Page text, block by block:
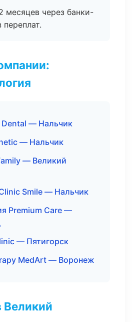
месяцев через банки-
переплат.
Dental — Нальчик
— Нальчик
— Великий
Smile — Нальчик
Premium Care —
— Пятигорск
MedArt — Воронеж
Великий